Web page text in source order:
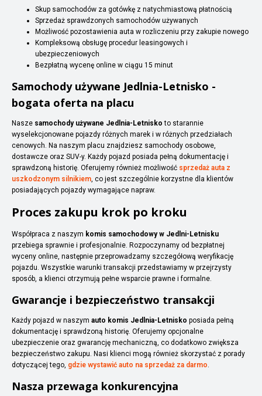
Skup samochodów za gotówkę z natychmiastową płatnością
Sprzedaż sprawdzonych samochodów używanych
Możliwość pozostawienia auta w rozliczeniu przy zakupie nowego
Kompleksową obsługę procedur leasingowych i
ubezpieczeniowych
Bezpłatną wycenę online w ciągu 15 minut
Samochody używane Jedlnia-Letnisko -
bogata oferta na placu
Nasze samochody używane Jedlnia-Letnisko to starannie
wyselekcjonowane pojazdy różnych marek i w różnych przedziałach
cenowych. Na naszym placu znajdziesz samochody osobowe,
dostawcze oraz SUV-y. Każdy pojazd posiada pełną dokumentację i
sprawdzoną historię. Oferujemy również możliwość sprzedaż auta z
uszkodzonym silnikiem, co jest szczególnie korzystne dla klientów
posiadających pojazdy wymagające napraw.
Proces zakupu krok po kroku
Współpraca z naszym komis samochodowy w Jedlni-Letnisku
przebiega sprawnie i profesjonalnie. Rozpoczynamy od bezpłatnej
wyceny online, następnie przeprowadzamy szczegółową weryfikację
pojazdu. Wszystkie warunki transakcji przedstawiamy w przejrzysty
sposób, a klienci otrzymują pełne wsparcie prawne i formalne.
Gwarancje i bezpieczeństwo transakcji
Każdy pojazd w naszym auto komis Jedlnia-Letnisko posiada pełną
dokumentację i sprawdzoną historię. Oferujemy opcjonalne
ubezpieczenie oraz gwarancję mechaniczną, co dodatkowo zwiększa
bezpieczeństwo zakupu. Nasi klienci mogą również skorzystać z porady
dotyczącej tego, gdzie wystawić auto na sprzedaż za darmo.
Nasza przewaga konkurencyjna